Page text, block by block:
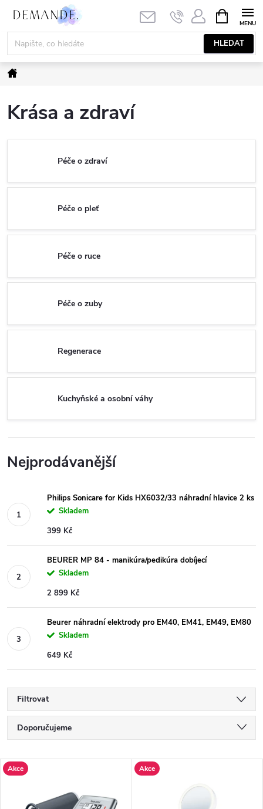
obsah
HLEDAT
NÁKUPNÍ
KOŠÍK
Domů
Krása a zdraví
Péče o zdraví
Péče o pleť
Péče o ruce
Péče o zuby
Regenerace
Kuchyňské a osobní váhy
Nejprodávanější
Philips Sonicare for Kids HX6032/33 náhradní hlavice 2 ks
Skladem
399 Kč
BEURER MP 84 - manikúra/pedikúra dobíjecí
Skladem
2 899 Kč
Beurer náhradní elektrody pro EM40, EM41, EM49, EM80
Skladem
649 Kč
Filtrovat
Ř
a
Doporučujeme
Nejdražší
Nejprodávanější
V
Akce Akce